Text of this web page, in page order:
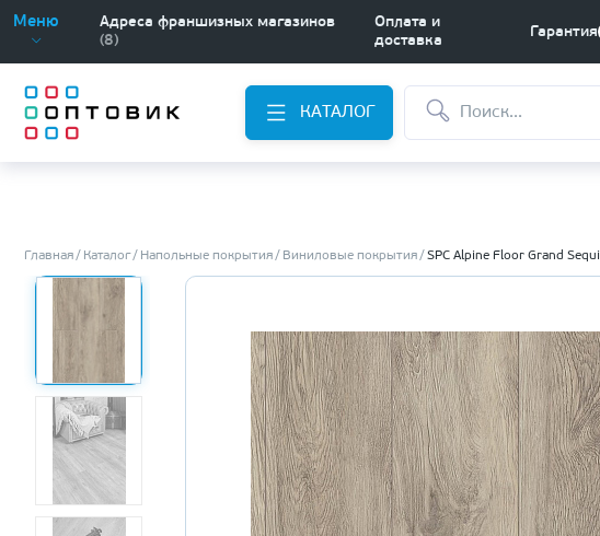
Меню
Адреса франшизных магазинов
(8)
Оплата и
доставка
Гарантия
КАТАЛОГ
Главная Каталог Напольные покрытия Виниловые покрытия SPC Alpine Floor Grand